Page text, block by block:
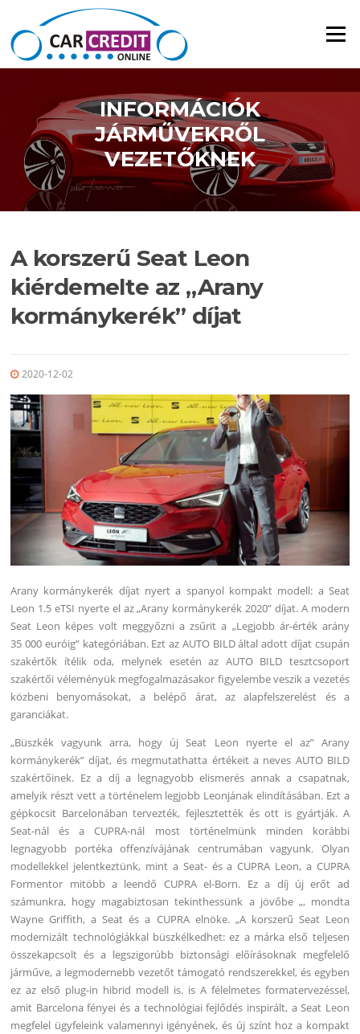
Ugrás a tartalomra
Menü
INFORMÁCIÓK
JÁRMŰVEKRŐL
VEZETŐKNEK
A korszerű Seat Leon
kiérdemelte az „Arany
kormánykerék” díjat
2020-12-02
Arany kormánykerék díjat nyert a spanyol kompakt modell: a Seat
Leon 1.5 eTSI nyerte el az „Arany kormánykerék 2020” díjat. A modern
Seat Leon képes volt meggyőzni a zsűrit a „Legjobb ár-érték arány
35 000 euróig” kategóriában. Ezt az AUTO BILD által adott díjat csupán
szakértők ítélik oda, melynek esetén az AUTO BILD tesztcsoport
szakértői véleményük megfogalmazásakor figyelembe veszik a vezetés
közbeni benyomásokat, a belépő árat, az alapfelszerelést és a
garanciákat.
„Büszkék vagyunk arra, hogy új Seat Leon nyerte el az” Arany
kormánykerék” díjat, és megmutathatta értékeit a neves AUTO BILD
szakértőinek. Ez a díj a legnagyobb elismerés annak a csapatnak,
amelyik részt vett a történelem legjobb Leonjának elindításában. Ezt a
gépkocsit Barcelonában tervezték, fejlesztették és ott is gyártják. A
Seat-nál és a CUPRA-nál most történelmünk minden korábbi
legnagyobb portéka offenzívájának centrumában vagyunk. Olyan
modellekkel jelentkeztünk, mint a Seat- és a CUPRA Leon, a CUPRA
Formentor mitöbb a leendő CUPRA el-Born. Ez a díj új erőt ad
számunkra, hogy magabiztosan tekinthessünk a jövőbe „, mondta
Wayne Griffith, a Seat és a CUPRA elnöke. „A korszerű Seat Leon
modernizált technológiákkal büszkélkedhet: ez a márka első teljesen
összekapcsolt és a legszigorúbb biztonsági előírásoknak megfelelő
járműve, a legmodernebb vezetőt támogató rendszerekkel, és egyben
ez az első plug-in hibrid modell is. is A félelmetes formatervezéssel,
amit Barcelona fényei és a technológiai fejlődés inspirált, a Seat Leon
megfelel ügyfeleink valamennyi igényének, és új színt hoz a kompakt